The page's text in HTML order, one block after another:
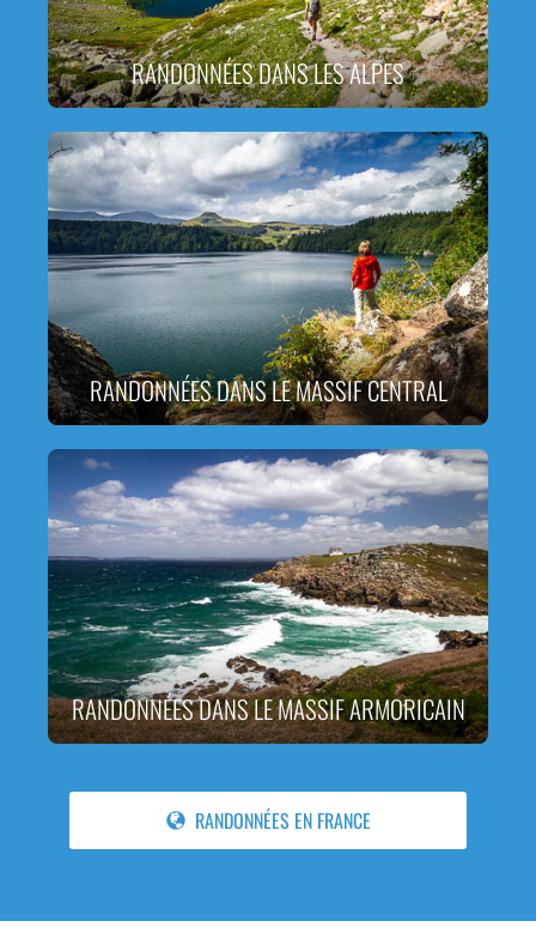
RANDONNÉES DANS LES ALPES
RANDONNÉES DANS LE MASSIF CENTRAL
RANDONNÉES DANS LE MASSIF ARMORICAIN
RANDONNÉES EN FRANCE